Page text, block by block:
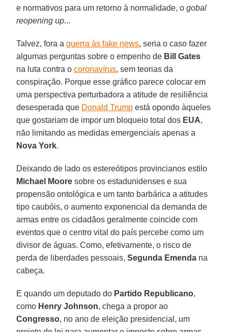
e normativos para um retorno à normalidade, ogobal
reopening up...
Talvez, fora aguerra às fake news, seria o caso fazer
algumas perguntas sobre o empenho de Bill Gates
na luta contra ocoronavírus, sem teorias da
conspiração. Porque esse gráfico parece colocar em
uma perspectiva perturbadora a atitude de resiliência
desesperada que Donald Trump está opondo àqueles
que gostariam de impor um bloqueio total dos EUA,
não limitando as medidas emergenciais apenas a
Nova York.
Deixando de lado os estereótipos provincianos estilo
Michael Moore sobre os estadunidenses e sua
propensão ontológica e um tanto barbárica a atitudes
tipo caubóis, o aumento exponencial da demanda de
armas entre os cidadãos geralmente coincide com
eventos que o centro vital do país percebe como um
divisor de águas. Como, efetivamente, o risco de
perda de liberdades pessoais,Segunda Emenda na
cabeça.
E quando um deputado do Partido Republicano,
como Henry Johnson, chega a propor ao
Congresso, no ano de eleição presidencial, um